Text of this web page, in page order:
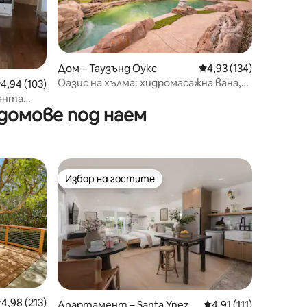
оценка: 4,94 от 5, 103 отзива
4,94 (103)
Дом – Таузънд Оукс Средна оценка: 4,93
4,93 (134)
Оазис на хълма: хидромасажна вана,
под наем
оценка: 4,98 от 5, 213 отзива
4,98 (213)
Избор на гостите
Избор на гостите
Апартамент – Santa Ynez Средна оценка: 4,91
4,91 (111)